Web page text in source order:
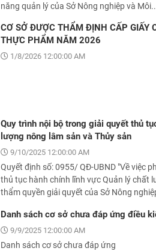
năng quản lý của Sở Nông nghiệp và
CƠ SỞ ĐƯỢC THẨM ĐỊNH CẤP GIẤY
THỰC PHẨM NĂM 2026
1/8/2026 12:00:00 AM
Quy trình nội bộ trong giải quyết thủ
lượng nông lâm sản và Thủy sản
9/10/2025 12:00:00 AM
Quyết định số: 0955/ QĐ-UBND "Về việc
thủ tục hành chính lĩnh vực Quản lý chất
thẩm quyền giải quyết của Sở Nông
Danh sách cơ sở chưa đáp ứng điều
9/9/2025 12:00:00 AM
Danh sách cơ sở chưa đáp ứng